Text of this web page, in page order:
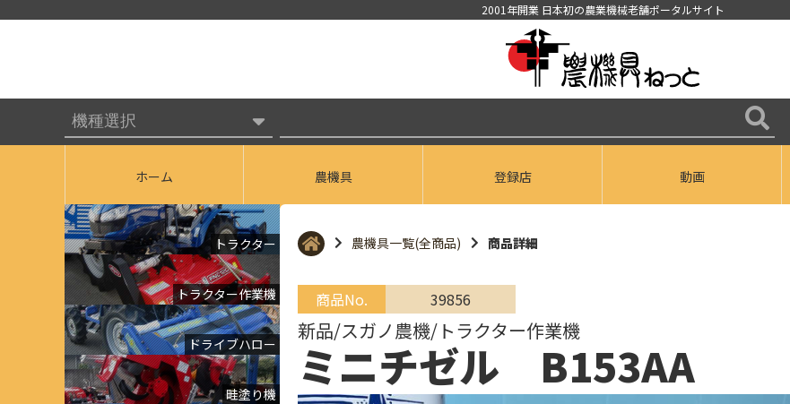
2001年開業 日本初の農業機械老舗ポータルサイト
ホーム 農機具 登録店 動画
トラクター
トラクター作業機
ドライブハロー
畦塗り機
農機具一覧(全商品) 商品詳細
商品No. 39856
新品/スガノ農機/トラクター作業機
ミニチゼル B153AA